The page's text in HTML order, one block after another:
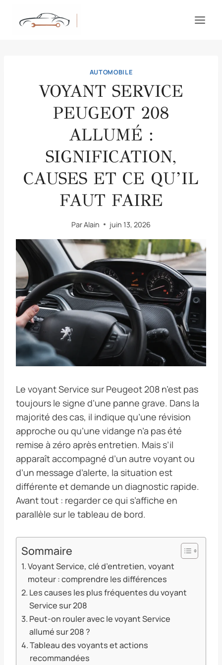
AUTOMOBILE
VOYANT SERVICE
PEUGEOT 208
ALLUMÉ :
SIGNIFICATION,
CAUSES ET CE QU’IL
FAUT FAIRE
ParAlain juin 13, 2026
Le voyant Service sur Peugeot 208 n’est pas
toujours le signe d’une panne grave. Dans la
majorité des cas, il indique qu’une révision
approche ou qu’une vidange n’a pas été
remise à zéro après entretien. Mais s’il
apparaît accompagné d’un autre voyant ou
d’un message d’alerte, la situation est
différente et demande un diagnostic rapide.
Avant tout : regarder ce qui s’affiche en
parallèle sur le tableau de bord.
Sommaire
Voyant Service, clé d’entretien, voyant
moteur : comprendre les différences
Les causes les plus fréquentes du voyant
Service sur 208
Peut-on rouler avec le voyant Service
allumé sur 208 ?
Tableau des voyants et actions
recommandées